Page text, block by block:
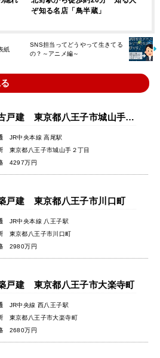
ぞ知る名店「鳥半蔵」
紙
SNS担当ってどうやって生きてる
の？～アニメ編～
中古戸建 東京都八王子市城山手２丁目
JR中央本線 高尾駅
東京都八王子市城山手２丁目
4297万円
戸建 東京都八王子市川口町
JR中央本線 八王子駅
東京都八王子市川口町
2980万円
戸建 東京都八王子市大楽寺町
JR中央線 西八王子駅
東京都八王子市大楽寺町
2680万円